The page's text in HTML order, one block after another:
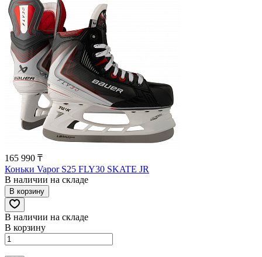
165 990 ₸
Коньки Vapor S25 FLY30 SKATE JR
В наличии на складе
В корзину
В наличии на складе
В корзину